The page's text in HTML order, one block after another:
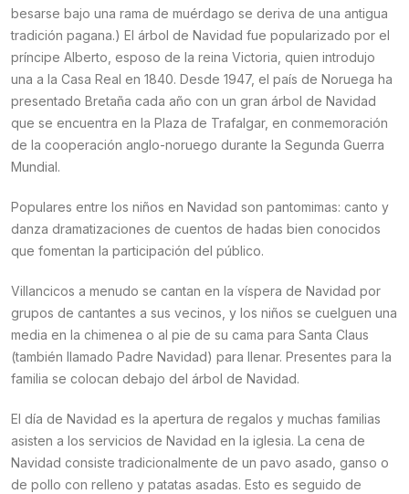
besarse bajo una rama de muérdago se deriva de una antigua
tradición pagana.) El árbol de Navidad fue popularizado por el
príncipe Alberto, esposo de la reina Victoria, quien introdujo
una a la Casa Real en 1840. Desde 1947, el país de Noruega ha
presentado Bretaña cada año con un gran árbol de Navidad
que se encuentra en la Plaza de Trafalgar, en conmemoración
de la cooperación anglo-noruego durante la Segunda Guerra
Mundial.
Populares entre los niños en Navidad son pantomimas: canto y
danza dramatizaciones de cuentos de hadas bien conocidos
que fomentan la participación del público.
Villancicos a menudo se cantan en la víspera de Navidad por
grupos de cantantes a sus vecinos, y los niños se cuelguen una
media en la chimenea o al pie de su cama para Santa Claus
(también llamado Padre Navidad) para llenar. Presentes para la
familia se colocan debajo del árbol de Navidad.
El día de Navidad es la apertura de regalos y muchas familias
asisten a los servicios de Navidad en la iglesia. La cena de
Navidad consiste tradicionalmente de un pavo asado, ganso o
de pollo con relleno y patatas asadas. Esto es seguido de